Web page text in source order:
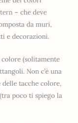
– che deve
da muri,
e decorazioni.
(solitamente
Non c’è una
tacche colore,
poco ti spiego la